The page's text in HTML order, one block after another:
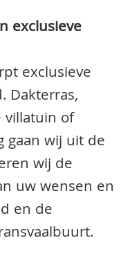
exclusieve
exclusieve
Dakterras,
villatuin of
gaan wij uit de
wij de
uw wensen en
en de